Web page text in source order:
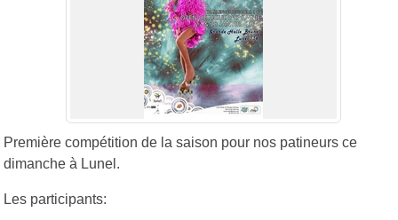
Première compétition de la saison pour nos patineurs ce
dimanche à Lunel.
Les participants: